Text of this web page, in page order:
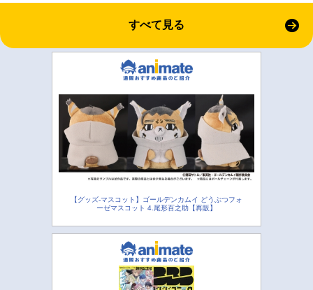
すべて見る
【グッズ-マスコット】ゴールデンカムイ どうぶつフォ
ーゼマスコット 4.尾形百之助【再販】